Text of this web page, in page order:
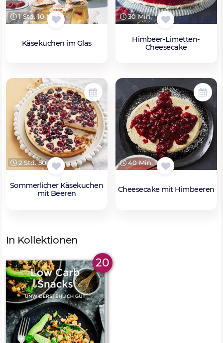
1 Std. 10 Min.
Käsekuchen im Glas
30 Min.
Himbeer-Limetten-
Cheesecake
2 Std. 50 Min.
Sommerlicher Käsekuchen
mit Beeren
40 Min.
Cheesecake mit Himbeeren
In Kollektionen
20